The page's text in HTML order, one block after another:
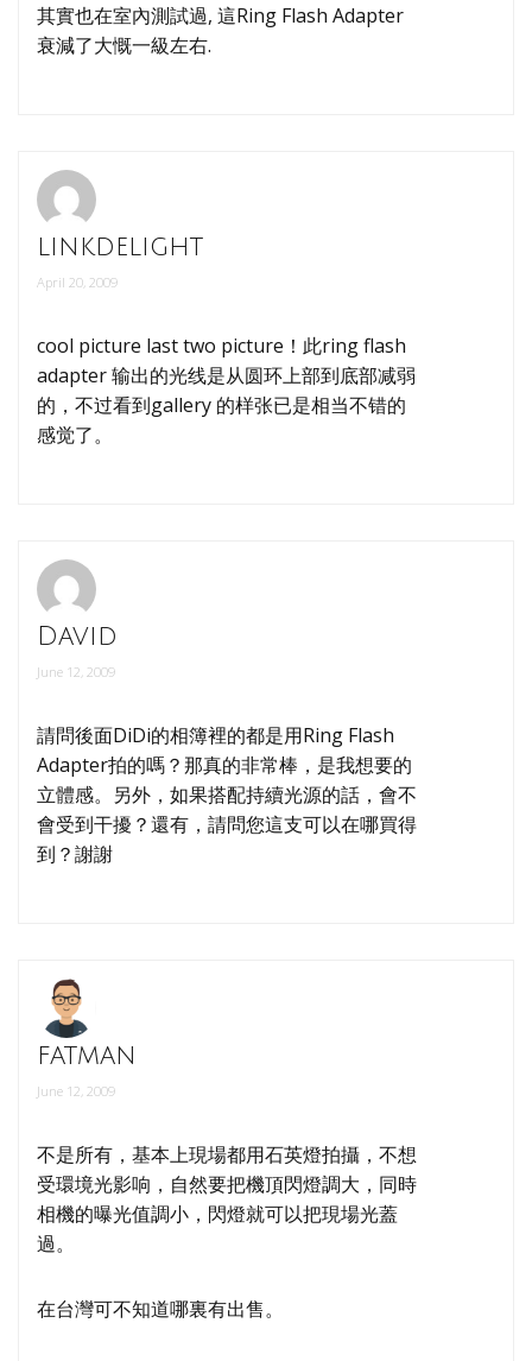
其實也在室內測試過, 這Ring Flash Adapter
衰減了大慨一級左右.
linkdelight
April 20, 2009
cool picture last two picture！此ring flash
adapter 输出的光线是从圆环上部到底部减弱
的，不过看到gallery 的样张已是相当不错的
感觉了。
David
June 12, 2009
請問後面DiDi的相簿裡的都是用Ring Flash
Adapter拍的嗎？那真的非常棒，是我想要的
立體感。另外，如果搭配持續光源的話，會不
會受到干擾？還有，請問您這支可以在哪買得
到？謝謝
fatman
June 12, 2009
不是所有，基本上現場都用石英燈拍攝，不想
受環境光影响，自然要把機頂閃燈調大，同時
相機的曝光值調小，閃燈就可以把現場光蓋
過。
在台灣可不知道哪裏有出售。